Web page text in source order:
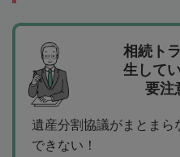
相続ト
生して
要注
遺産分割協議がまとまら
できない！